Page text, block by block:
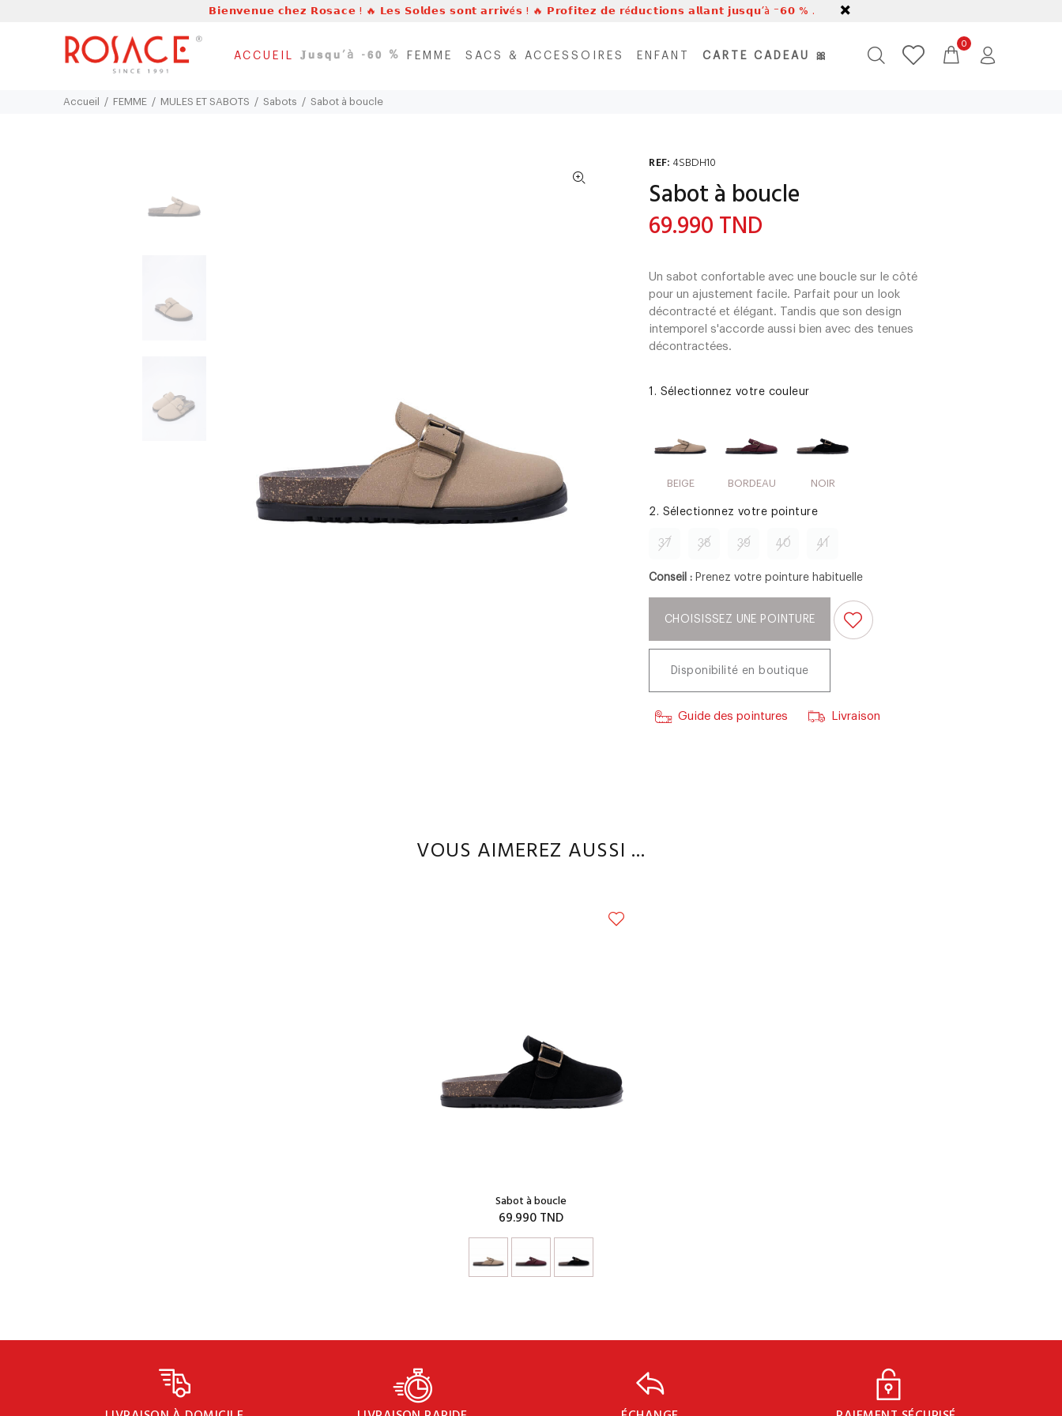
𝗕𝗶𝗲𝗻𝘃𝗲𝗻𝘂𝗲 𝗰𝗵𝗲𝘇 𝗥𝗼𝘀𝗮𝗰𝗲 ! 🔥 𝗟𝗲𝘀 𝗦𝗼𝗹𝗱𝗲𝘀 𝘀𝗼𝗻𝘁 𝗮𝗿𝗿𝗶𝘃é𝘀 ! 🔥 𝗣𝗿𝗼𝗳𝗶𝘁𝗲𝘇 𝗱𝗲 𝗿é𝗱𝘂𝗰𝘁𝗶𝗼𝗻𝘀 𝗮𝗹𝗹𝗮𝗻𝘁 𝗷𝘂𝘀𝗾𝘂’à ⁻𝟲𝟬 % .
ACCUEIL 𝐉𝘂𝘀𝗾𝘂’à -𝟲𝟬 % FEMME SACS & ACCESSOIRES ENFANT CARTE CADEAU 🎀
0
Accueil FEMME MULES ET SABOTS Sabots Sabot à boucle
REF: 4SBDH10
Sabot à boucle
69.990 TND
Un sabot confortable avec une boucle sur le côté
pour un ajustement facile. Parfait pour un look
décontracté et élégant. Tandis que son design
intemporel s'accorde aussi bien avec des tenues
décontractées.
1. Sélectionnez votre couleur
BEIGE BORDEAU NOIR
2. Sélectionnez votre pointure
37 38 39 40 41
Conseil : Prenez votre pointure habituelle
CHOISISSEZ UNE POINTURE
Disponibilité en boutique
Guide des pointures Livraison
VOUS AIMEREZ AUSSI ...
Sabot à boucle
69.990 TND